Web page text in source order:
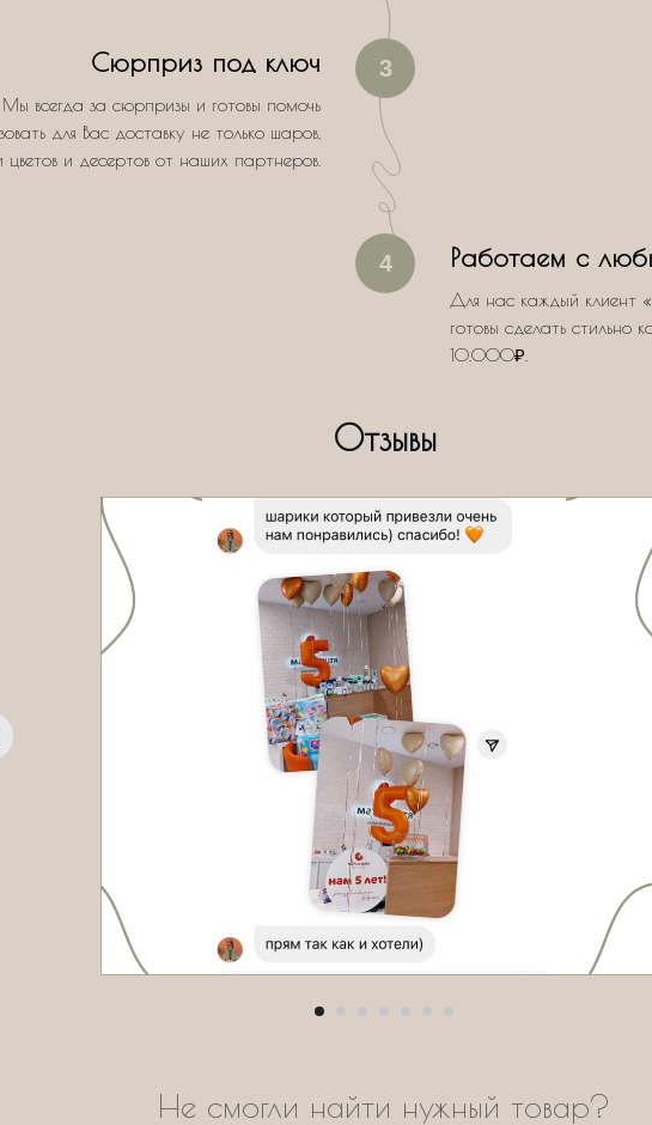
Мы всегда за сюрпризы и готовы помочь
для Вас доставку не только шаров,
цветов и десертов от наших партнеров.
Сюрприз под ключ 3
Работаем с
Для нас каждый клиент
готовы сделать
10.000₽.
4
Отзывы
Не смогли найти нужный товар?